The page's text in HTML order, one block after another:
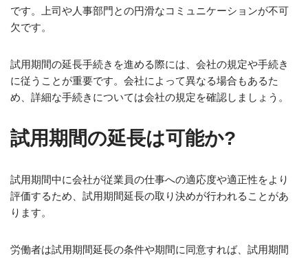
です。上司や人事部門との円滑なコミュニケーションが不可
欠です。
試用期間の延長手続きを進める際には、会社の規定や手続き
に従うことが重要です。会社によって異なる場合もあるた
め、詳細な手続きについては会社の規定を確認しましょう。
試用期間の延長は可能か?
試用期間中に会社が従業員の仕事への適応度や適正性をより
評価するため、試用期間延長の取り決めが行われることがあ
ります。
労働者は試用期間延長の条件や期間に同意すれば、試用期間